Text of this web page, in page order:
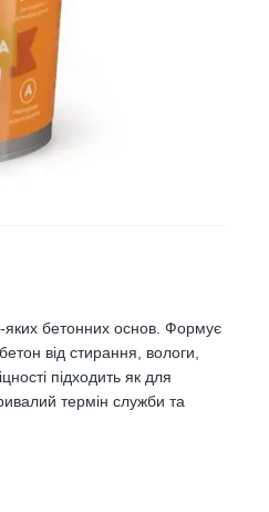
яких бетонних основ. Формує
від стирання, вологи,
підходить як для
термін служби та